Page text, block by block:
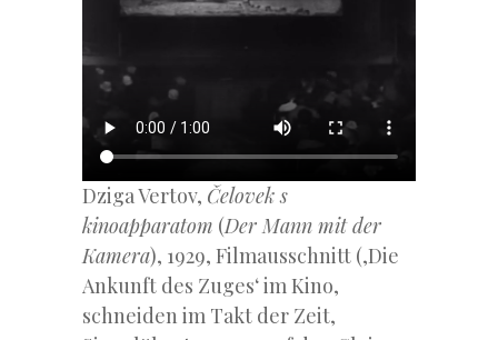
Dziga Vertov, Čelovek s
kinoapparatom (Der Mann mit der
Kamera), 1929, Filmausschnitt (‚Die
Ankunft des Zuges‘ im Kino,
schneiden im Takt der Zeit,